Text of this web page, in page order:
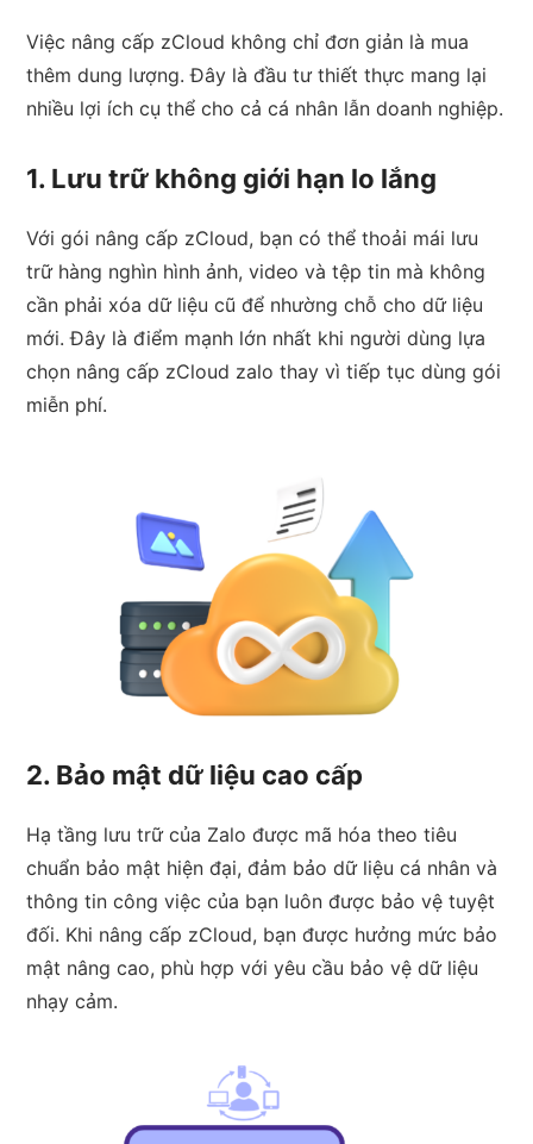
Việc nâng cấp zCloud không chỉ đơn giản là mua
thêm dung lượng. Đây là đầu tư thiết thực mang lại
nhiều lợi ích cụ thể cho cả cá nhân lẫn doanh nghiệp.
1. Lưu trữ không giới hạn lo lắng
Với gói nâng cấp zCloud, bạn có thể thoải mái lưu
trữ hàng nghìn hình ảnh, video và tệp tin mà không
cần phải xóa dữ liệu cũ để nhường chỗ cho dữ liệu
mới. Đây là điểm mạnh lớn nhất khi người dùng lựa
chọn nâng cấp zCloud zalo thay vì tiếp tục dùng gói
miễn phí.
2. Bảo mật dữ liệu cao cấp
Hạ tầng lưu trữ của Zalo được mã hóa theo tiêu
chuẩn bảo mật hiện đại, đảm bảo dữ liệu cá nhân và
thông tin công việc của bạn luôn được bảo vệ tuyệt
đối. Khi nâng cấp zCloud, bạn được hưởng mức bảo
mật nâng cao, phù hợp với yêu cầu bảo vệ dữ liệu
nhạy cảm.